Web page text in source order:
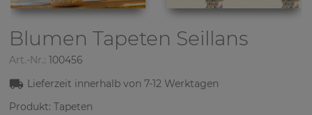
Blumen Tapeten Seillans
Art.-Nr.: 100456
Lieferzeit innerhalb von7-12 Werktagen
Produkt: Tapeten